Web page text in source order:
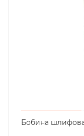
Бобина